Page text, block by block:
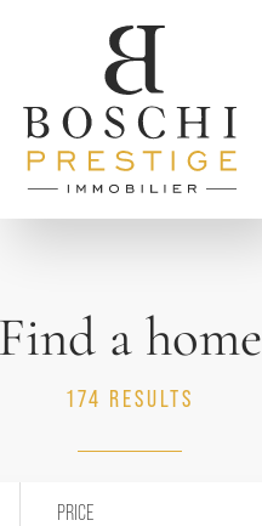
Find a home
174 RESULTS
PRICE